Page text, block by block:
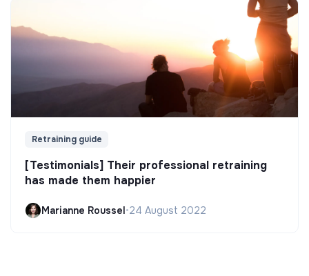
Retraining guide
[Testimonials] Their professional retraining
has made them happier
Marianne Roussel•24 August 2022